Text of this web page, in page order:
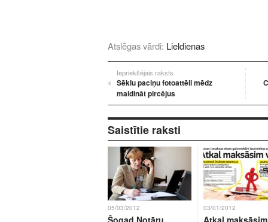
Atslēgas vārdi: Lieldienas
Iepriekšējais raksts
Sēklu paciņu fotoattēli mēdz
maldināt pircējus
Saistītie raksti
05/03/2012
Šogad Notāru
03/01/2012
Atkal maksāsim